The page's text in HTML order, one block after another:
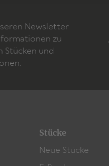
Newsletter
zu
Stücken und
Stücke
Neue Stücke